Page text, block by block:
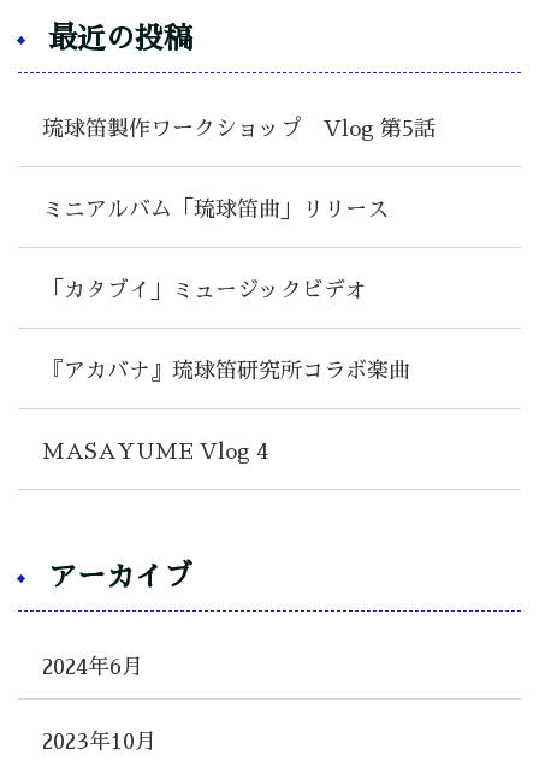
最近の投稿
琉球笛製作ワークショップ Vlog 第5話
ミニアルバム「琉球笛曲」リリース
「カタブイ」ミュージックビデオ
『アカバナ』琉球笛研究所コラボ楽曲
MASAYUME Vlog 4
アーカイブ
2024年6月
2023年10月